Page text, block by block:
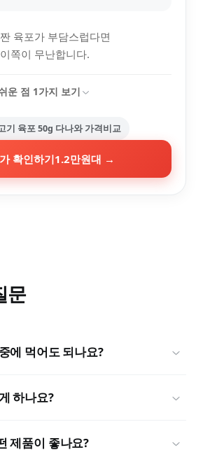
육포가 부담스럽다면
쪽이 무난합니다.
운 점 1가지 보기
기 육포 50g 다나와 가격비교
확인하기1.2만원대 →
문
에 먹어도 되나요?
하나요?
제품이 좋나요?